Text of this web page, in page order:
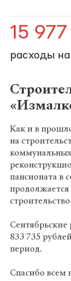
15 977
расходы
Как и в
на
пансионата в
продолжается
строительство.
833 735
период.
Спасибо всем